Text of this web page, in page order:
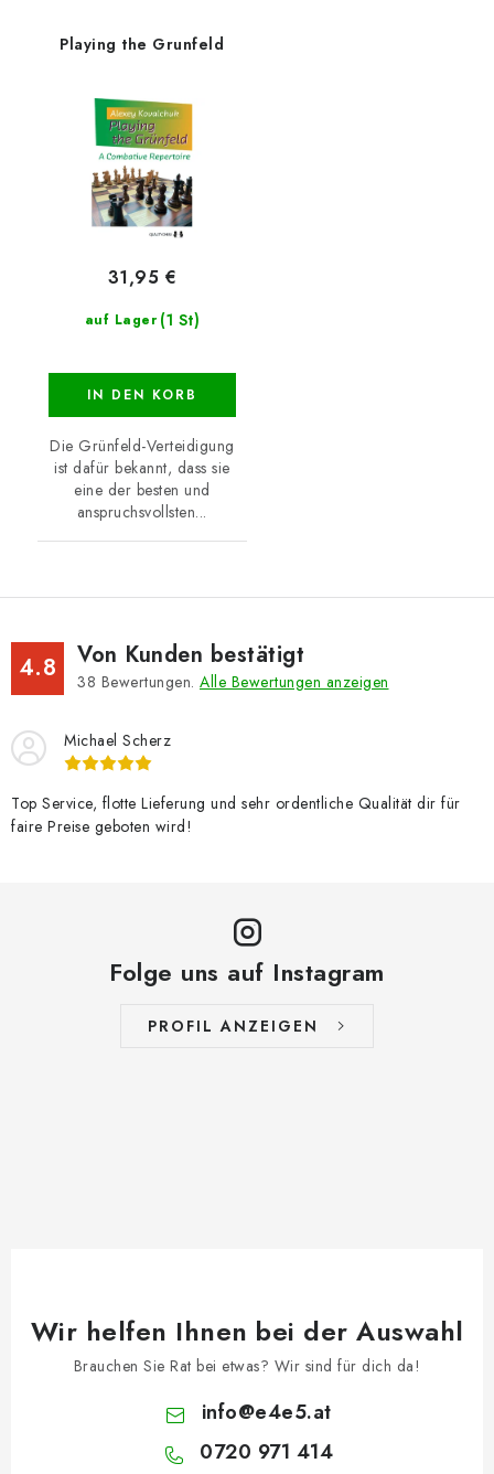
Playing the Grunfeld
auf Lager (1 St)
31,95 €
IN DEN KORB
Die Grünfeld-Verteidigung
ist dafür bekannt, dass sie
eine der besten und
anspruchsvollsten...
4.8 Von Kunden bestätigt
38 Bewertungen. Alle Bewertungen anzeigen
Michael Scherz
Top Service, flotte Lieferung und sehr ordentliche Qualität dir für
faire Preise geboten wird!
Folge uns auf Instagram
PROFIL ANZEIGEN
Wir helfen Ihnen bei der Auswahl
Brauchen Sie Rat bei etwas? Wir sind für dich da!
info@e4e5.at
0720 971 414